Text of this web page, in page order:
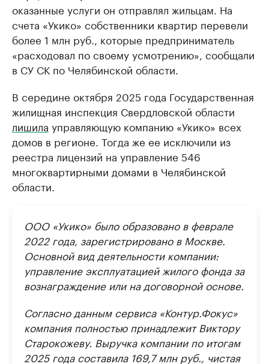
оказанные услуги он отправлял жильцам. На
счета «Укико» собственники квартир перевели
более 1 млн руб., которые предприниматель
«расходовал по своему усмотрению», сообщали
в СУ СК по Челябинской области.
В середине октября 2025 года Государственная
жилищная инспекция Свердловской области
лишила управляющую компанию «Укико» всех
домов в регионе. Тогда же ее исключили из
реестра лицензий на управление 546
многоквартирными домами в Челябинской
области.
ООО «Укико» было образовано в феврале
2022 года, зарегистрировано в Москве.
Основной вид деятельности компании:
управление эксплуатацией жилого фонда за
вознаграждение или на договорной основе.
Согласно данным сервиса «Контур.Фокус»
компания полностью принадлежит Виктору
Старокожеву. Выручка компании по итогам
2025 года составила 169,7 млн руб., чистая